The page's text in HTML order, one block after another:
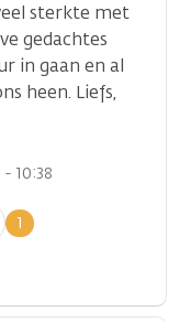
sterkte met
gedachtes
in gaan en al
heen. Liefs,
10:38
1